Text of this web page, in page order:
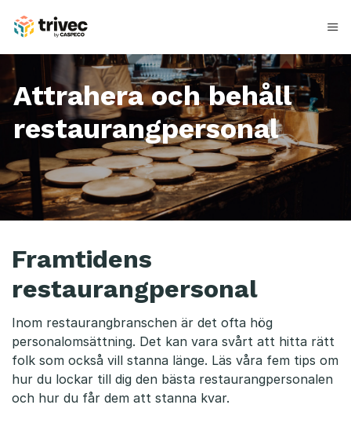
innehåll
Attrahera och behåll
restaurangpersonal
e
s
t
a
u
Framtidens
restaurangpersonal
Inom restaurangbranschen är det ofta hög
personalomsättning. Det kan vara svårt att hitta rätt
folk som också vill stanna länge. Läs våra fem tips om
hur du lockar till dig den bästa restaurangpersonalen
och hur du får dem att stanna kvar.